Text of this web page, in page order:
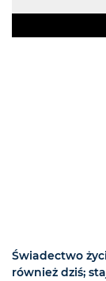
Świadectwo
również dziś;